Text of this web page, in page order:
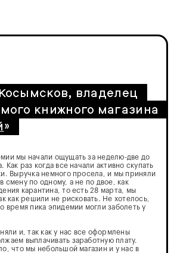
владелец
книжного магазина
»
мы начали ощущать за неделю-две до
Как раз когда все начали активно скупать
Выручка немного просела, и мы приняли
смену по одному, а не по двое, как
карантина, то есть 28 марта, мы
как решили не рисковать. Не хотелось,
время пика эпидемии могли заболеть у
и, так как у нас все оформлены
выплачивать заработную плату.
что мы небольшой магазин и у нас в